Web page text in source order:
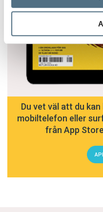
Du vet väl att du
mobiltelefon eller
från App